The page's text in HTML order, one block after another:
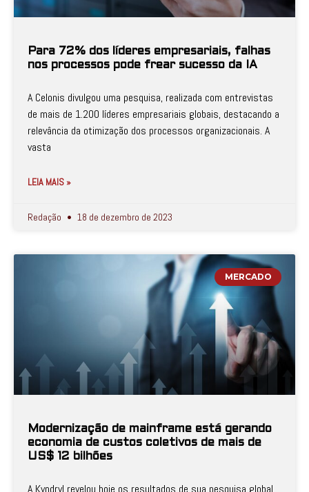
Para 72% dos líderes empresariais, falhas
nos processos pode frear sucesso da IA
A Celonis divulgou uma pesquisa, realizada com entrevistas
de mais de 1.200 líderes empresariais globais, destacando a
relevância da otimização dos processos organizacionais. A
vasta
LEIA MAIS »
Redação 18 de dezembro de 2023
MERCADO
Modernização de mainframe está gerando
economia de custos coletivos de mais de
US$ 12 bilhões
A Kyndryl revelou hoje os resultados de sua pesquisa global